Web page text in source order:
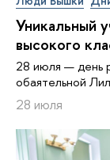
Уникальный
высокого
28 июля — день
обаятельной
28 июля